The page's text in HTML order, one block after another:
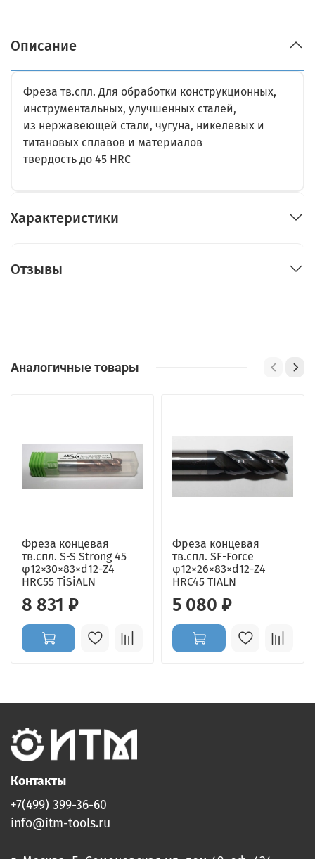
Описание
Фреза тв.спл. Для обработки конструкционных,
инструментальных, улучшенных сталей,
из нержавеющей стали, чугуна, никелевых и
титановых сплавов и материалов
твердость до 45 HRC
Характеристики
Отзывы
Аналогичные товары
Фреза концевая
тв.спл. S-S Strong 45
φ12×30×83×d12-Z4
HRC55 TiSiALN
8 831 ₽
Фреза концевая
тв.спл. SF-Force
φ12×26×83×d12-Z4
HRC45 TIALN
5 080 ₽
Контакты
+7(499) 399-36-60
info@itm-tools.ru